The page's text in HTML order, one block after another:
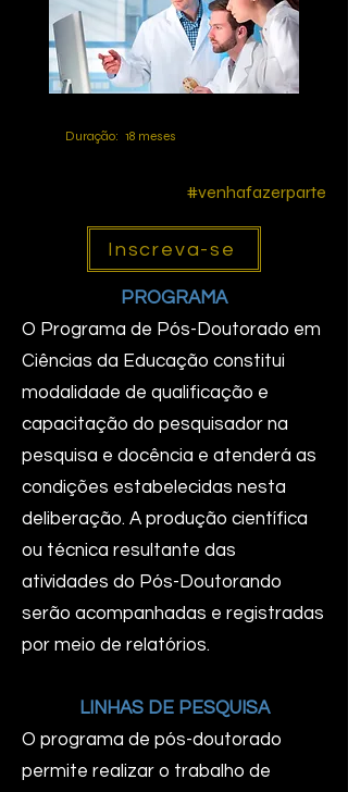
Duração: 18 meses
#venhafazerparte
Inscreva-se
PROGRAMA
O Programa de Pós-Doutorado em
Ciências da Educação constitui
modalidade de qualificação e
capacitação do pesquisador na
pesquisa e docência e atenderá as
condições estabelecidas nesta
deliberação. A produção científica
ou técnica resultante das
atividades do Pós-Doutorando
serão acompanhadas e registradas
por meio de relatórios.
LINHAS DE PESQUISA
O programa de pós-doutorado
permite realizar o trabalho de